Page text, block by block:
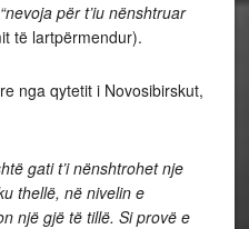
“nevoja për t’iu nënshtruar
të lartpërmendur).
nga qytetit i Novosibirskut,
gati t’i nënshtrohet nje
thellë, në nivelin e
një gjë të tillë. Si provë e